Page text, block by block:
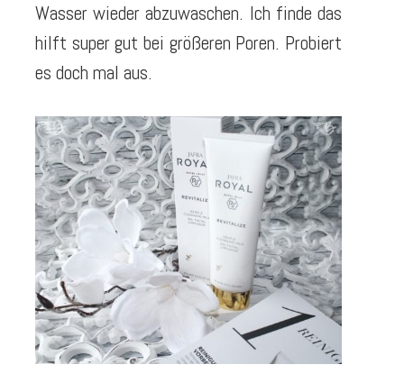
Wasser wieder abzuwaschen. Ich finde das
hilft super gut bei größeren Poren. Probiert
es doch mal aus.